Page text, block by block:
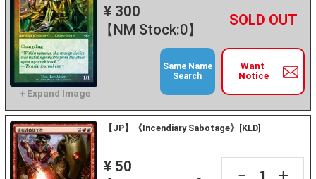
¥ 300
【NM Stock:0】
－ +
Want
Notice
Same Name
Search
【JP】《Incendiary Sabotage》[KLD]
¥ 50
－